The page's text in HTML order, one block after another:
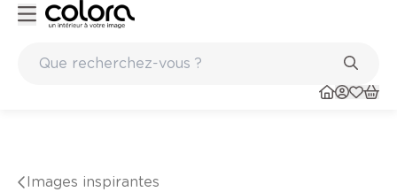
Images inspirantes